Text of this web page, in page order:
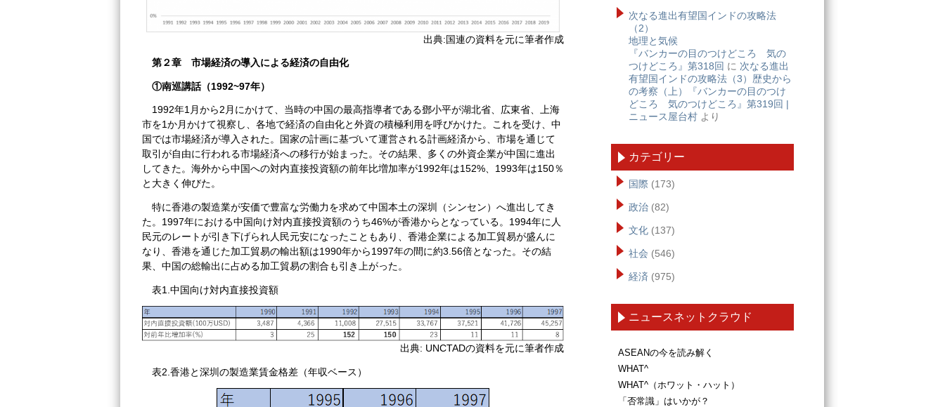
出典:国連の資料を元に筆者作成
第２章 市場経済の導入による経済の自由化
①南巡講話（1992~97年）
1992年1月から2月にかけて、当時の中国の最高指導者である鄧小平が湖北省、広東省、上海
市を1か月かけて視察し、各地で経済の自由化と外資の積極利用を呼びかけた。これを受け、中
国では市場経済が導入された。国家の計画に基づいて運営される計画経済から、市場を通じて
取引が自由に行われる市場経済への移行が始まった。その結果、多くの外資企業が中国に進出
してきた。海外から中国への対内直接投資額の前年比増加率が1992年は152%、1993年は150％
と大きく伸びた。
特に香港の製造業が安価で豊富な労働力を求めて中国本土の深圳（シンセン）へ進出してき
た。1997年における中国向け対内直接投資額のうち46%が香港からとなっている。1994年に人
民元のレートが引き下げられ人民元安になったこともあり、香港企業による加工貿易が盛んに
なり、香港を通じた加工貿易の輸出額は1990年から1997年の間に約3.56倍となった。その結
果、中国の総輸出に占める加工貿易の割合も引き上がった。
表1.中国向け対内直接投資額
出典: UNCTADの資料を元に筆者作成
表2.香港と深圳の製造業賃金格差（年収ベース）
次なる進出有望国インドの攻略法
（2）
地理と気候
『バンカーの目のつけどころ 気の
つけどころ』第318回 に 次なる進出
有望国インドの攻略法（3）歴史から
の考察（上）『バンカーの目のつけ
どころ 気のつけどころ』第319回 |
ニュース屋台村 より
カテゴリー
国際 (173)
政治 (82)
文化 (137)
社会 (546)
経済 (975)
ニュースネットクラウド
ASEANの今を読み解く
WHAT^
WHAT^（ホワット・ハット）
「否常識」はいかが？